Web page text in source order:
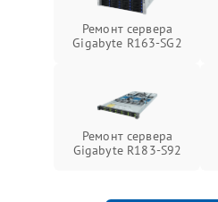
Ремонт сервера
Gigabyte R163-SG2
Ремонт сервера
Gigabyte R183-S92